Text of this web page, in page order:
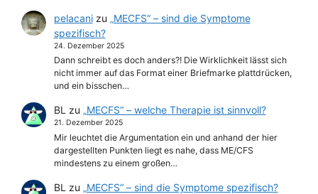
pelacanizu „MECFS“ – sind die Symptome
spezifisch?
24. Dezember 2025
Dann schreibt es doch anders?! Die Wirklichkeit lässt sich
nicht immer auf das Format einer Briefmarke plattdrücken,
und ein bisschen…
BL zu „MECFS“ – welche Therapie ist sinnvoll?
21. Dezember 2025
Mir leuchtet die Argumentation ein und anhand der hier
dargestellten Punkten liegt es nahe, dass ME/CFS
mindestens zu einem großen…
BL zu „MECFS“ – sind die Symptome spezifisch?